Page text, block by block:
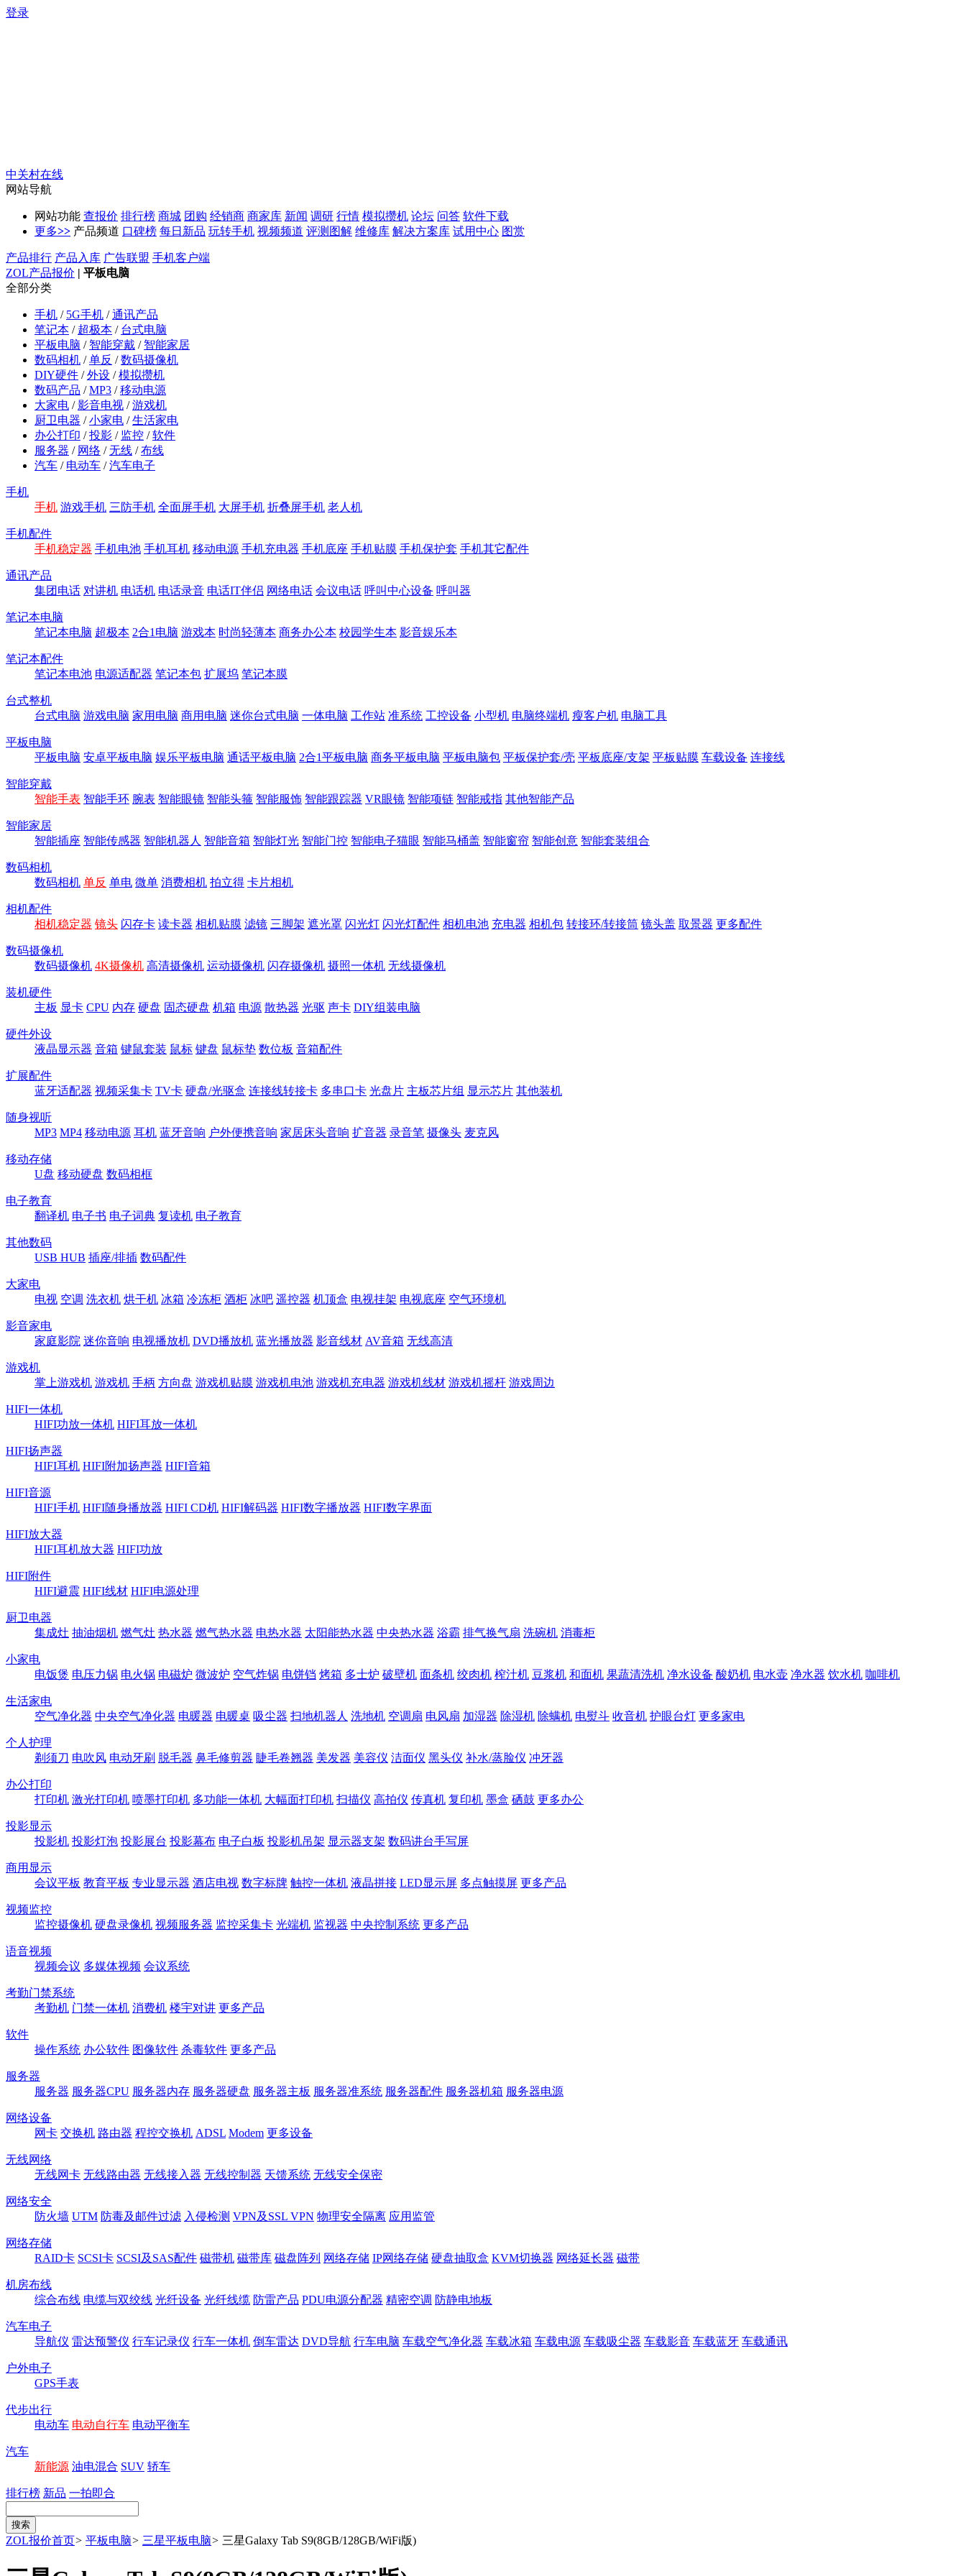
登录
中关村在线
网站导航
网站功能 查报价 排行榜 商城 团购 经销商 商家库 新闻 调研 行情 模拟攒机 论坛 问答 软件下载
更多>> 产品频道 口碑榜 每日新品 玩转手机 视频频道 评测图解 维修库 解决方案库 试用中心 图赏
产品排行 产品入库 广告联盟 手机客户端
ZOL产品报价 | 平板电脑
全部分类
手机 / 5G手机 /通讯产品
笔记本 / 超极本 / 台式电脑
平板电脑 / 智能穿戴 / 智能家居
数码相机 /单反 /数码摄像机
DIY硬件 /外设 /模拟攒机
数码产品 /MP3 /移动电源
大家电 /影音电视 /游戏机
厨卫电器 /小家电 /生活家电
办公打印 /投影 / 监控 /软件
服务器 / 网络 /无线 /布线
汽车 / 电动车 /汽车电子
手机
手机 游戏手机 三防手机 全面屏手机 大屏手机 折叠屏手机 老人机
手机配件
手机稳定器 手机电池 手机耳机 移动电源 手机充电器 手机底座 手机贴膜 手机保护套 手机其它配件
通讯产品
集团电话 对讲机 电话机 电话录音 电话IT伴侣 网络电话 会议电话 呼叫中心设备 呼叫器
笔记本电脑
笔记本电脑 超极本 2合1电脑 游戏本 时尚轻薄本 商务办公本 校园学生本 影音娱乐本
笔记本配件
笔记本电池 电源适配器 笔记本包 扩展坞 笔记本膜
台式整机
台式电脑 游戏电脑 家用电脑 商用电脑 迷你台式电脑 一体电脑 工作站 准系统 工控设备 小型机 电脑终端机 瘦客户机 电脑工具
平板电脑
平板电脑 安卓平板电脑 娱乐平板电脑 通话平板电脑 2合1平板电脑 商务平板电脑 平板电脑包 平板保护套/壳 平板底座/支架 平板贴膜 车载设备 连接线
智能穿戴
智能手表 智能手环 腕表 智能眼镜 智能头箍 智能服饰 智能跟踪器 VR眼镜 智能项链 智能戒指 其他智能产品
智能家居
智能插座 智能传感器 智能机器人 智能音箱 智能灯光 智能门控 智能电子猫眼 智能马桶盖 智能窗帘 智能创意 智能套装组合
数码相机
数码相机 单反 单电 微单 消费相机 拍立得 卡片相机
相机配件
相机稳定器 镜头 闪存卡 读卡器 相机贴膜 滤镜 三脚架 遮光罩 闪光灯 闪光灯配件 相机电池 充电器 相机包 转接环/转接筒 镜头盖 取景器 更多配件
数码摄像机
数码摄像机 4K摄像机 高清摄像机 运动摄像机 闪存摄像机 摄照一体机 无线摄像机
装机硬件
主板 显卡 CPU 内存 硬盘 固态硬盘 机箱 电源 散热器 光驱 声卡 DIY组装电脑
硬件外设
液晶显示器 音箱 键鼠套装 鼠标 键盘 鼠标垫 数位板 音箱配件
扩展配件
蓝牙适配器 视频采集卡 TV卡 硬盘/光驱盒 连接线转接卡 多串口卡 光盘片 主板芯片组 显示芯片 其他装机
随身视听
MP3 MP4 移动电源 耳机 蓝牙音响 户外便携音响 家居床头音响 扩音器 录音笔 摄像头 麦克风
移动存储
U盘 移动硬盘 数码相框
电子教育
翻译机 电子书 电子词典 复读机 电子教育
其他数码
USB HUB 插座/排插 数码配件
大家电
电视 空调 洗衣机 烘干机 冰箱 冷冻柜 酒柜 冰吧 遥控器 机顶盒 电视挂架 电视底座 空气环境机
影音家电
家庭影院 迷你音响 电视播放机 DVD播放机 蓝光播放器 影音线材 AV音箱 无线高清
游戏机
掌上游戏机 游戏机 手柄 方向盘 游戏机贴膜 游戏机电池 游戏机充电器 游戏机线材 游戏机摇杆 游戏周边
HIFI一体机
HIFI功放一体机 HIFI耳放一体机
HIFI扬声器
HIFI耳机 HIFI附加扬声器 HIFI音箱
HIFI音源
HIFI手机 HIFI随身播放器 HIFI CD机 HIFI解码器 HIFI数字播放器 HIFI数字界面
HIFI放大器
HIFI耳机放大器 HIFI功放
HIFI附件
HIFI避震 HIFI线材 HIFI电源处理
厨卫电器
集成灶 抽油烟机 燃气灶 热水器 燃气热水器 电热水器 太阳能热水器 中央热水器 浴霸 排气换气扇 洗碗机 消毒柜
小家电
电饭煲 电压力锅 电火锅 电磁炉 微波炉 空气炸锅 电饼铛 烤箱 多士炉 破壁机 面条机 绞肉机 榨汁机 豆浆机 和面机 果蔬清洗机 净水设备 酸奶机 电水壶 净水器 饮水机 咖啡机
生活家电
空气净化器 中央空气净化器 电暖器 电暖桌 吸尘器 扫地机器人 洗地机 空调扇 电风扇 加湿器 除湿机 除螨机 电熨斗 收音机 护眼台灯 更多家电
个人护理
剃须刀 电吹风 电动牙刷 脱毛器 鼻毛修剪器 睫毛卷翘器 美发器 美容仪 洁面仪 黑头仪 补水/蒸脸仪 冲牙器
办公打印
打印机 激光打印机 喷墨打印机 多功能一体机 大幅面打印机 扫描仪 高拍仪 传真机 复印机 墨盒 硒鼓 更多办公
投影显示
投影机 投影灯泡 投影展台 投影幕布 电子白板 投影机吊架 显示器支架 数码讲台手写屏
商用显示
会议平板 教育平板 专业显示器 酒店电视 数字标牌 触控一体机 液晶拼接 LED显示屏 多点触摸屏 更多产品
视频监控
监控摄像机 硬盘录像机 视频服务器 监控采集卡 光端机 监视器 中央控制系统 更多产品
语音视频
视频会议 多媒体视频 会议系统
考勤门禁系统
考勤机 门禁一体机 消费机 楼宇对讲 更多产品
软件
操作系统 办公软件 图像软件 杀毒软件 更多产品
服务器
服务器 服务器CPU 服务器内存 服务器硬盘 服务器主板 服务器准系统 服务器配件 服务器机箱 服务器电源
网络设备
网卡 交换机 路由器 程控交换机 ADSL Modem 更多设备
无线网络
无线网卡 无线路由器 无线接入器 无线控制器 天馈系统 无线安全保密
网络安全
防火墙 UTM 防毒及邮件过滤 入侵检测 VPN及SSL VPN 物理安全隔离 应用监管
网络存储
RAID卡 SCSI卡 SCSI及SAS配件 磁带机 磁带库 磁盘阵列 网络存储 IP网络存储 硬盘抽取盒 KVM切换器 网络延长器 磁带
机房布线
综合布线 电缆与双绞线 光纤设备 光纤线缆 防雷产品 PDU电源分配器 精密空调 防静电地板
汽车电子
导航仪 雷达预警仪 行车记录仪 行车一体机 倒车雷达 DVD导航 行车电脑 车载空气净化器 车载冰箱 车载电源 车载吸尘器 车载影音 车载蓝牙 车载通讯
户外电子
GPS手表
代步出行
电动车 电动自行车 电动平衡车
汽车
新能源 油电混合 SUV 轿车
排行榜 新品 一拍即合
ZOL报价首页> 平板电脑> 三星平板电脑> 三星Galaxy Tab S9(8GB/128GB/WiFi版)